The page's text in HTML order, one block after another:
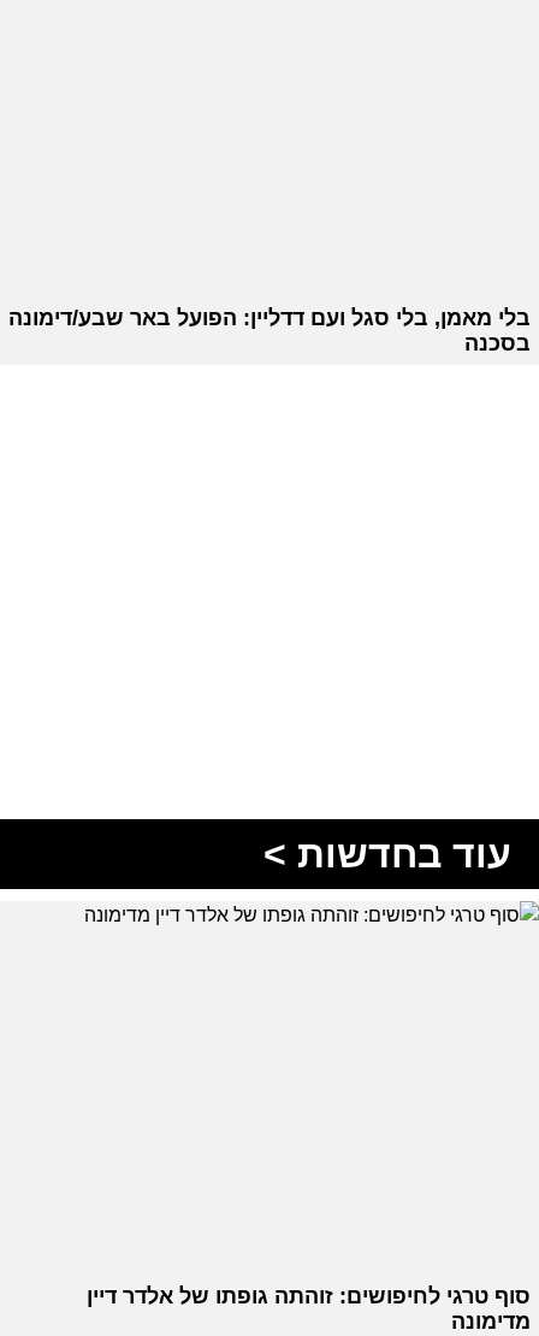
בלי מאמן, בלי סגל ועם דדליין: הפועל באר שבע/דימונה
בסכנה
עוד בחדשות >
סוף טרגי לחיפושים: זוהתה גופתו של אלדר דיין
מדימונה